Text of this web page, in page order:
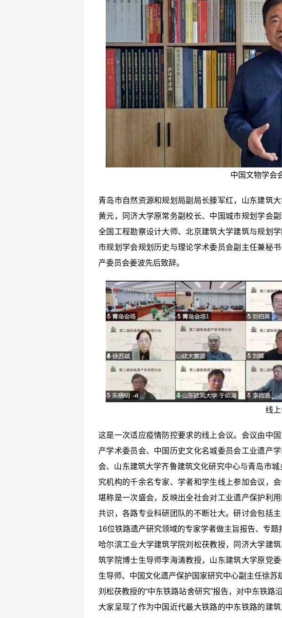
中国文物学会
青岛市自然资源和规划局副局长滕军红，山东建筑
黄元，同济大学原常务副校长、中国城市规划学会
全国工程勘察设计大师、北京建筑大学建筑与规划
市规划学会规划历史与理论学术委员会副主任兼秘
产委员会姜波先后致辞。
线
这是一次适应疫情防控要求的线上会议。会议由中
产学术委员会、中国历史文化名城委员会工业遗产
会、山东建筑大学齐鲁建筑文化研究中心与青岛市
究机构的千余名专家、学者和学生线上参加会议，
堪称是一次盛会，反映出全社会对工业遗产保护利
共识，各路专业科研团队的不断壮大。研讨会包括
16位铁路遗产研究领域的专家学者做主旨报告、专题
哈尔滨工业大学建筑学院刘松茯教授，同济大学建
筑学院博士生导师李海清教授，山东建筑大学原党
生导师、中国文化遗产保护国家研究中心副主任徐苏
刘松茯教授的“中东铁路站舍研究”报告，对中东铁
大家呈现了作为中国近代最大铁路的中东铁路的建